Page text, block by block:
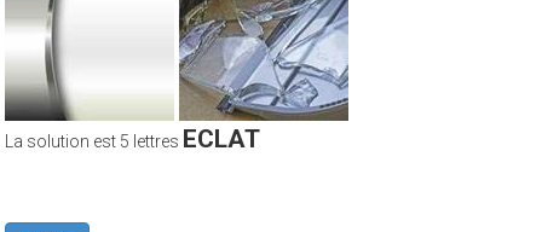
La solution est 5 lettres ECLAT